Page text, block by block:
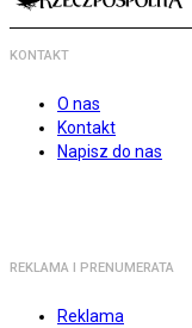
KONTAKT
O nas
Kontakt
Napisz do nas
REKLAMA I PRENUMERATA
Reklama